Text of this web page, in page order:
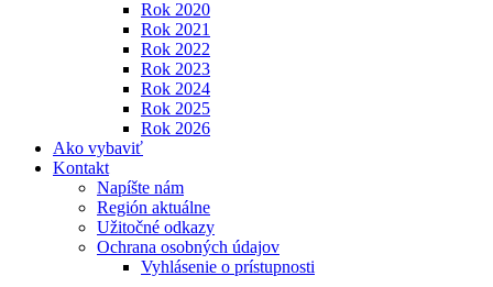
Rok 2020
Rok 2021
Rok 2022
Rok 2023
Rok 2024
Rok 2025
Rok 2026
Ako vybaviť
Kontakt
Napíšte nám
Región aktuálne
Užitočné odkazy
Ochrana osobných údajov
Vyhlásenie o prístupnosti